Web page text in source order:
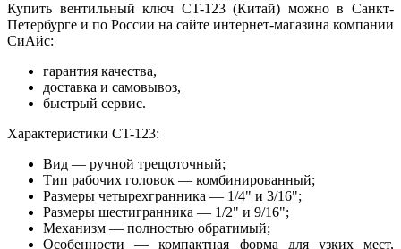
Купить вентильный ключ CT-123 (Китай) можно в Санкт-
Петербурге и по России на сайте интернет-магазина компании
СиАйс:
гарантия качества,
доставка и самовывоз,
быстрый сервис.
Характеристики CT-123:
Вид — ручной трещоточный;
Тип рабочих головок — комбинированный;
Размеры четырехгранника — 1/4" и 3/16";
Размеры шестигранника — 1/2" и 9/16";
Механизм — полностью обратимый;
Особенности — компактная форма для узких мест,